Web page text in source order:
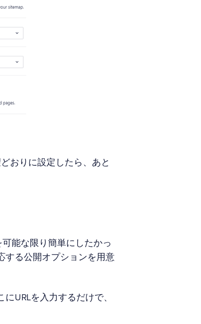
おりに設定したら、あと
能な限り簡単にしたかっ
する公開オプションを用意
URLを入力するだけで、